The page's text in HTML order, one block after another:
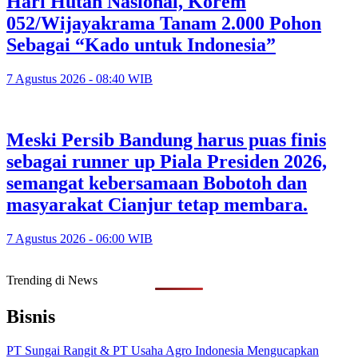
052/Wijayakrama Tanam 2.000 Pohon
Sebagai “Kado untuk Indonesia”
7 Agustus 2026 - 08:40 WIB
Meski Persib Bandung harus puas finis
sebagai runner up Piala Presiden 2026,
semangat kebersamaan Bobotoh dan
masyarakat Cianjur tetap membara.
7 Agustus 2026 - 06:00 WIB
Trending di News
Bisnis
PT Sungai Rangit & PT Usaha Agro Indonesia Mengucapkan